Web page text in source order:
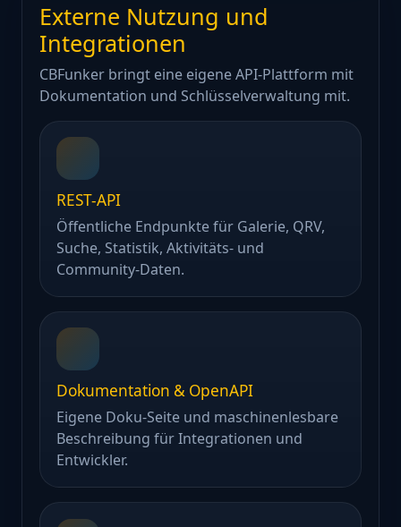
Externe Nutzung und
Integrationen
CBFunker bringt eine eigene API-Plattform mit
Dokumentation und Schlüsselverwaltung mit.
REST-API
Öffentliche Endpunkte für Galerie, QRV,
Suche, Statistik, Aktivitäts- und
Community-Daten.
Dokumentation & OpenAPI
Eigene Doku-Seite und maschinenlesbare
Beschreibung für Integrationen und
Entwickler.